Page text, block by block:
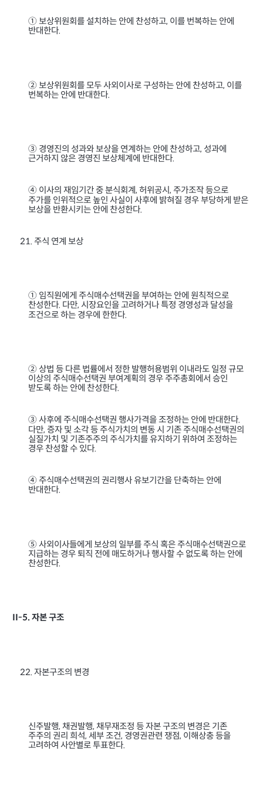
① 보상위원회를 설치하는 안에 찬성하고, 이를 번복하는 안에
반대한다.
② 보상위원회를 모두 사외이사로 구성하는 안에 찬성하고, 이를
번복하는 안에 반대한다.
③ 경영진의 성과와 보상을 연계하는 안에 찬성하고, 성과에
근거하지 않은 경영진 보상체계에 반대한다.
④ 이사의 재임기간 중 분식회계, 허위공시 , 주가조작 등으로
주가를 인위적으로 높인 사실이 사후에 밝혀질 경우 부당하게 받은
보상을 반환시키는 안에 찬성한다.
21.주식 연계 보상
① 임직원에게 주식매수선택권을 부여하는 안에 원칙적으로
찬성한다. 다만, 시장요인을 고려하거나 특정 경영성과 달성을
조건으로 하는 경우에 한한다.
② 상법 등 다른 법률에서 정한 발행허용범위 이내라도 일정 규모
이상의 주식매수선택권 부여계획의 경우 주주총회에서 승인
받도록 하는 안에 찬성한다.
③ 사후에 주식매수선택권 행사가격을 조정하는 안에 반대한다.
다만, 증자 및 소각 등 주식가치의 변동 시 기존 주식매수선택권의
실질가치 및 기존주주의 주식가치를 유지하기 위하여 조정하는
경우 찬성할 수 있다.
④ 주식매수선택권의 권리행사 유보기간을 단축하는 안에
반대한다.
⑤ 사외이사들에게 보상의 일부를 주식 혹은 주식매수선택권으로
지급하는 경우 퇴직 전에 매도하거나 행사할 수 없도록 하는 안에
찬성한다.
II-5. 자본 구조
22.자본구조의 변경
신주발행, 채권발행, 채무재조정 등 자본 구조의 변경은 기존
주주의 권리 희석, 세부 조건, 경영권관련 쟁점, 이해상충 등을
고려하여 사안별로 투표한다.